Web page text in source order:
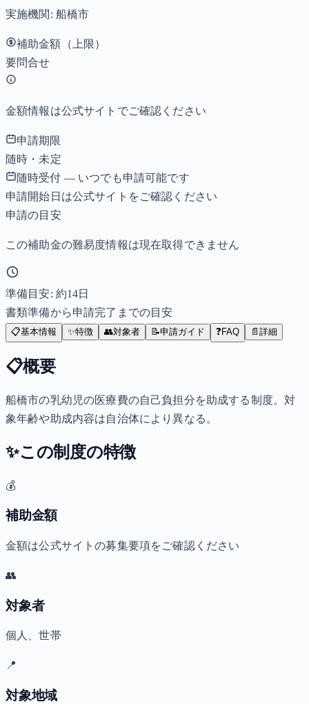
実施機関: 船橋市
補助金額（上限）
要問合せ
金額情報は公式サイトでご確認ください
申請期限
随時・未定
随時受付 — いつでも申請可能です
申請開始日は公式サイトをご確認ください
申請の目安
この補助金の難易度情報は現在取得できません
準備目安: 約14日
書類準備から申請完了までの目安
📋基本情報 ✨特徴 👥対象者 📝申請ガイド ❓FAQ 📄 詳細
📋概要
船橋市の乳幼児の医療費の自己負担分を助成する制度。対
象年齢や助成内容は自治体により異なる。
✨この制度の特徴
💰
補助金額
金額は公式サイトの募集要項をご確認ください
👥
対象者
個人、世帯
📍
対象地域